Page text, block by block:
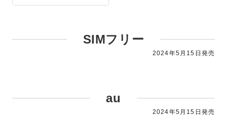
SIMフリー
2024年5月15日発売
au
2024年5月15日発売